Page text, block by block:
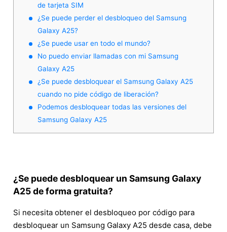
de tarjeta SIM
¿Se puede perder el desbloqueo del Samsung
Galaxy A25?
¿Se puede usar en todo el mundo?
No puedo enviar llamadas con mi Samsung
Galaxy A25
¿Se puede desbloquear el Samsung Galaxy A25
cuando no pide código de liberación?
Podemos desbloquear todas las versiones del
Samsung Galaxy A25
¿Se puede desbloquear un Samsung Galaxy
A25 de forma gratuita?
Si necesita obtener el desbloqueo por código para
desbloquear un Samsung Galaxy A25 desde casa, debe